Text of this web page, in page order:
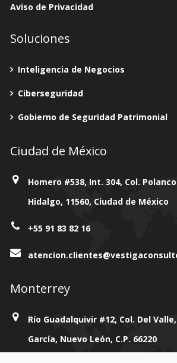
Aviso de Privacidad
Soluciones
Inteligencia de Negocios
Ciberseguridad
Gobierno de Seguridad Patrimonial
Ciudad de México
Homero #538, Int. 304, Col.
Hidalgo, 11560, Ciudad de México
+55 91 83 82 16
Monterrey
Río Guadalquivir #12, Col. Del
García, Nuevo León, C.P. 66220